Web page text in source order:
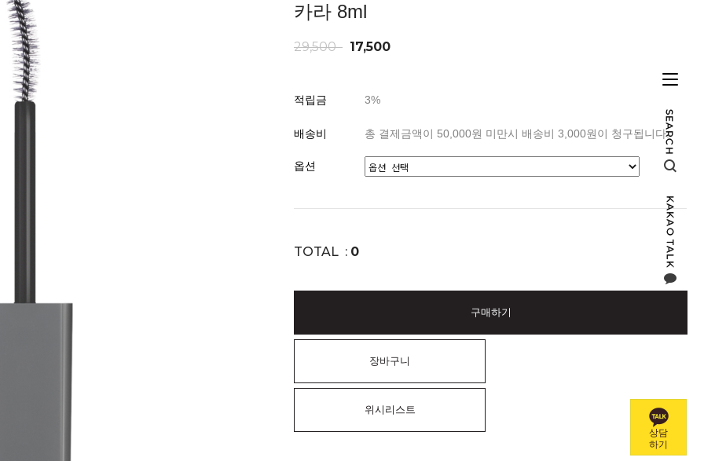
카라 8ml
29,500 17,500
적립금 3%
배송비 총 결제금액이 50,000원 미만시 배송비 3,000원이 청구됩니다.
옵션
TOTAL : 0
구매하기
장바구니
위시리스트
상담
하기